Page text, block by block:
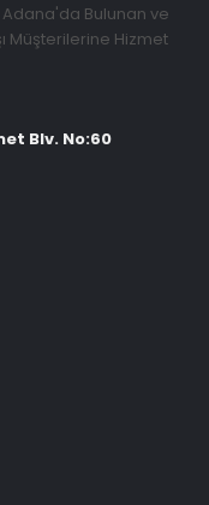
Adana'da Bulunan ve
Müşterilerine Hizmet
Blv. No:60